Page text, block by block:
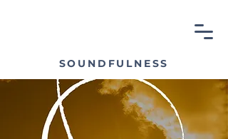
SOUNDFULNESS